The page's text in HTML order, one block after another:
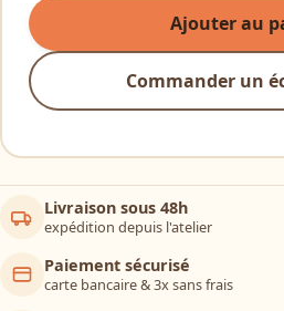
Ajouter au
Commander un
Livraison sous 48h
expédition depuis l'atelier
Paiement sécurisé
carte bancaire & 3x sans frais